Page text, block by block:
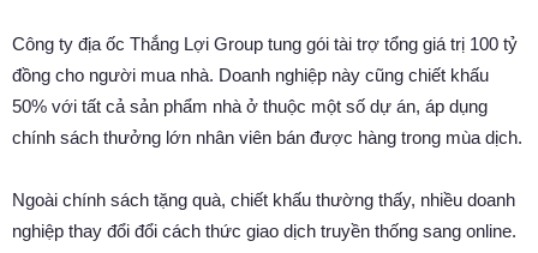
Công ty địa ốc Thắng Lợi Group tung gói tài trợ tổng giá trị 100 tỷ
đồng cho người mua nhà. Doanh nghiệp này cũng chiết khấu
50% với tất cả sản phẩm nhà ở thuộc một số dự án, áp dụng
chính sách thưởng lớn nhân viên bán được hàng trong mùa dịch.
Ngoài chính sách tặng quà, chiết khấu thường thấy, nhiều doanh
nghiệp thay đổi đổi cách thức giao dịch truyền thống sang online.